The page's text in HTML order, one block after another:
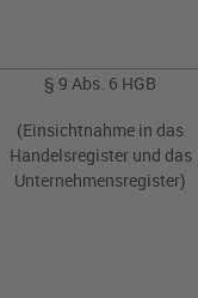
§ 9 Abs. 6 HGB
(Einsichtnahme in das
Handelsregister und das
Unternehmensregister)